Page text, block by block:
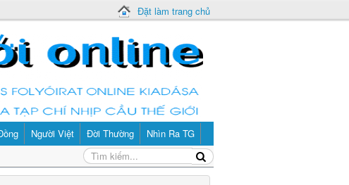
Đặt làm trang chủ
Người Việt Đời Thường Nhìn Ra TG